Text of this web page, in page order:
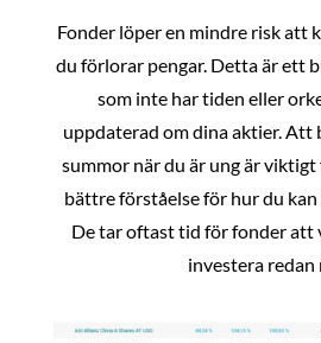
Fonder löper en mindre risk att
du förlorar pengar. Detta är ett
som inte har tiden eller
uppdaterad om dina aktier. Att
summor när du är ung är viktigt
bättre förståelse för hur du kan
De tar oftast tid för fonder att
investera redan